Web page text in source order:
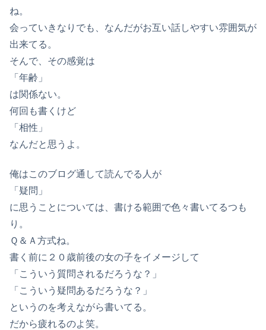
ね。
会っていきなりでも、なんだがお互い話しやすい雰囲気が
出来てる。
そんで、その感覚は
「年齢」
は関係ない。
何回も書くけど
「相性」
なんだと思うよ。
俺はこのブログ通して読んでる人が
「疑問」
に思うことについては、書ける範囲で色々書いてるつも
り。
Ｑ＆Ａ方式ね。
書く前に２０歳前後の女の子をイメージして
「こういう質問されるだろうな？」
「こういう疑問あるだろうな？」
というのを考えながら書いてる。
だから疲れるのよ笑。